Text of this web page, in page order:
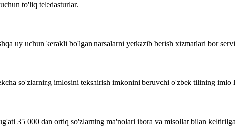
to'liq teledasturlar.
uy uchun kerakli bo'lgan narsalarni yetkazib berish xizmatlari bor
so'zlarning imlosini tekshirish imkonini beruvchi o'zbek tilining imlo
35 000 dan ortiq so'zlarning ma'nolari ibora va misollar bilan